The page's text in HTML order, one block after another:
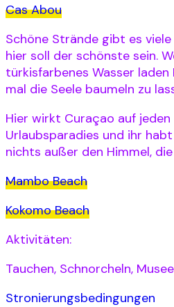
Cas Abou
Schöne Strände gibt es
hier soll der schönste sein.
türkisfarbenes Wasser laden
mal die Seele baumeln zu
Hier wirkt Curaçao auf jeden
Urlaubsparadies und ihr
nichts außer den Himmel,
Mambo Beach
Kokomo Beach
Aktivitäten:
Tauchen, Schnorcheln,
Stronierungsbedingungen